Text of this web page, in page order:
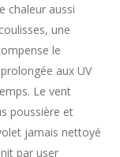
chaleur aussi
une
le
aux UV
Le vent
poussière et
jamais nettoyé
par user